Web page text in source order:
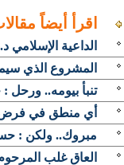
اقرأ أيضاً
الداعية
المشروع الذي
تنبأ بيومه..
أي منطق في فرض
مبروك.. ولكن :
العاق غلب